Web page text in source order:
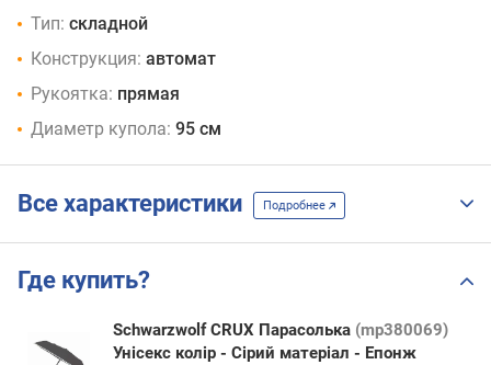
Тип: складной
Конструкция: автомат
Рукоятка: прямая
Диаметр купола: 95 см
Все характеристики Подробнее
Где купить?
Schwarzwolf CRUX Парасолька (mp380069)
Унісекс колір - Сірий матеріал - Епонж